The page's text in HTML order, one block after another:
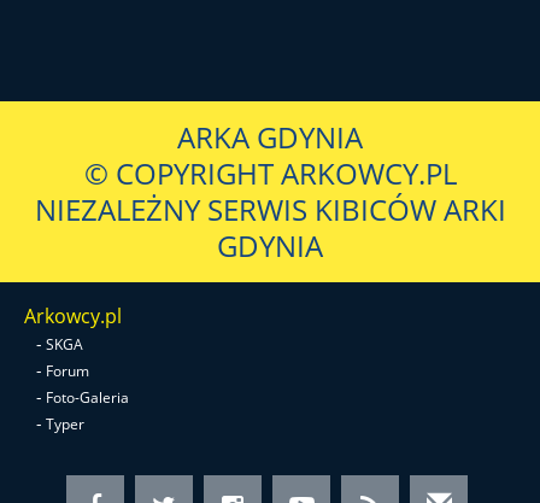
ARKA GDYNIA
© COPYRIGHT ARKOWCY.PL
NIEZALEŻNY SERWIS KIBICÓW ARKI
GDYNIA
Arkowcy.pl
- SKGA
- Forum
- Foto-Galeria
- Typer